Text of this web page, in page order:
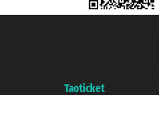
Taoticket